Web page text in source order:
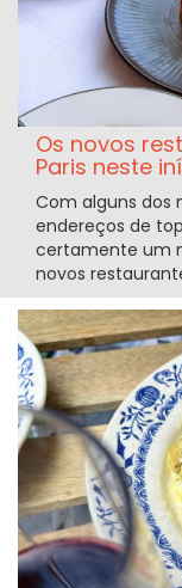
Os novos
Paris neste
Com alguns dos
endereços de
certamente um
novos